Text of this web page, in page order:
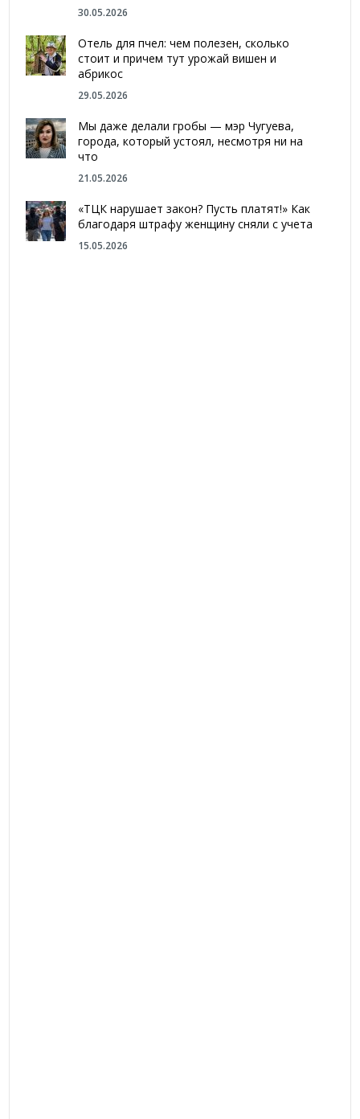
30.05.2026
Отель для пчел: чем полезен, сколько
стоит и причем тут урожай вишен и
абрикос
29.05.2026
Мы даже делали гробы — мэр Чугуева,
города, который устоял, несмотря ни на
что
21.05.2026
«ТЦК нарушает закон? Пусть платят!» Как
благодаря штрафу женщину сняли с учета
15.05.2026